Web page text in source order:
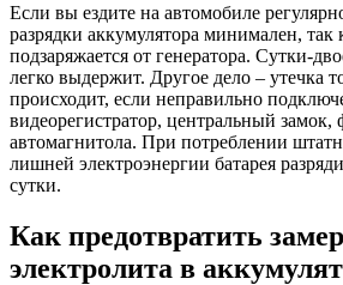
Если вы ездите на автомобиле
разрядки аккумулятора минимален, так
подзаряжается от генератора. Сутки-
легко выдержит. Другое дело – утечка
происходит, если неправильно
видеорегистратор, центральный замок,
автомагнитола. При потреблении
лишней электроэнергии батарея
сутки.
Как предотвратить
электролита в